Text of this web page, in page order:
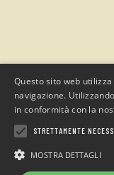
Campeggio“Sotto il
Questo sito web
navigazione.
in conformità con la
STRETTAMENTE
MOSTRA DETTAGLI